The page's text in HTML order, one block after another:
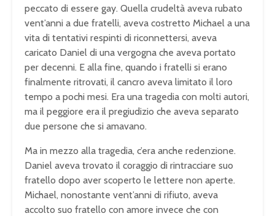
peccato di essere gay. Quella crudeltà aveva rubato
vent’anni a due fratelli, aveva costretto Michael a una
vita di tentativi respinti di riconnettersi, aveva
caricato Daniel di una vergogna che aveva portato
per decenni. E alla fine, quando i fratelli si erano
finalmente ritrovati, il cancro aveva limitato il loro
tempo a pochi mesi. Era una tragedia con molti autori,
ma il peggiore era il pregiudizio che aveva separato
due persone che si amavano.
Ma in mezzo alla tragedia, c’era anche redenzione.
Daniel aveva trovato il coraggio di rintracciare suo
fratello dopo aver scoperto le lettere non aperte.
Michael, nonostante vent’anni di rifiuto, aveva
accolto suo fratello con amore invece che con